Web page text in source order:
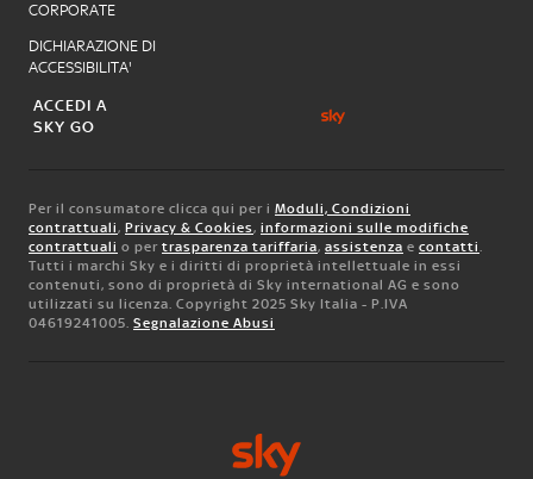
CORPORATE
DICHIARAZIONE DI
ACCESSIBILITA'
ACCEDI A
SKY GO
Per il consumatore clicca qui per i Moduli, Condizioni
contrattuali, Privacy & Cookies, informazioni sulle modifiche
contrattuali o per trasparenza tariffaria, assistenza e contatti.
Tutti i marchi Sky e i diritti di proprietà intellettuale in essi
contenuti, sono di proprietà di Sky international AG e sono
utilizzati su licenza. Copyright 2025 Sky Italia - P.IVA
04619241005. Segnalazione Abusi